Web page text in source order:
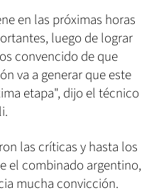
en las próximas horas
luego de lograr
convencido de que
va a generar que este
etapa", dijo el técnico
las críticas y hasta los
el combinado argentino,
mucha convicción.